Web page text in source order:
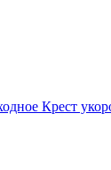
Крест